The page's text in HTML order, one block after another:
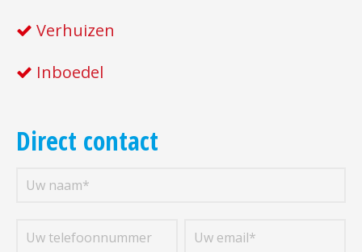
Verhuizen
Inboedel
Direct contact